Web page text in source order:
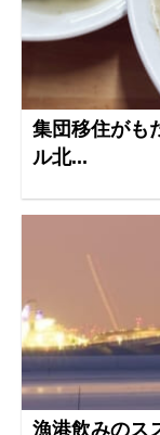
集団移住がも
ル北...
漁港飲みのス